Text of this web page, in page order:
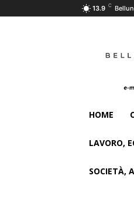
13.9 C
HOME
LAVORO,
SOCIETÀ,